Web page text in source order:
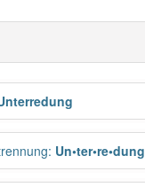
: Un•ter•re•dung